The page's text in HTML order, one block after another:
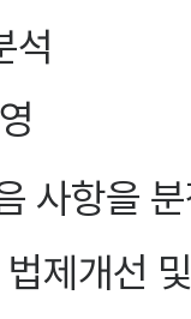
석
사항을
제개선